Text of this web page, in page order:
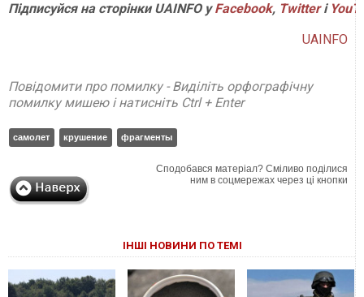
Підписуйся на сторінки UAINFO уFacebook, Twitterі
UAINFO
Повідомити про помилку - Виділіть орфографічну
помилку мишею і натисніть Ctrl + Enter
самолет крушение фрагменты
Сподобався матеріал? Сміливо поділися
ним в соцмережах через ці кнопки
ІНШІ НОВИНИ ПО ТЕМІ